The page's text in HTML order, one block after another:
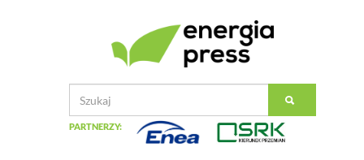
PARTNERZY: